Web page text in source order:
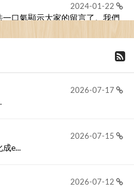
2024-01-22
口氣顯示大家的留言了。我們
2026-07-17
2026-07-15
e...
2026-07-12